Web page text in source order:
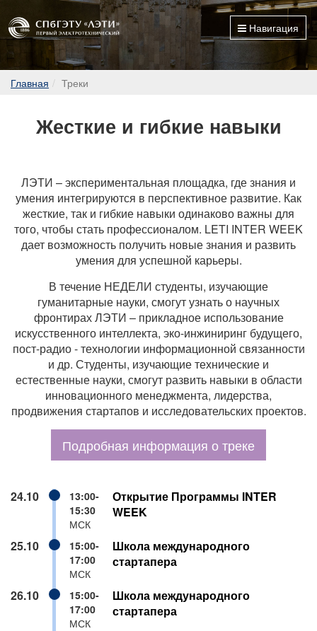
Навигация
Главная Треки
Жесткие и гибкие навыки
ЛЭТИ – экспериментальная площадка, где знания и
умения интегрируются в перспективное развитие. Как
жесткие, так и гибкие навыки одинаково важны для
того, чтобы стать профессионалом. LETI INTER WEEK
дает возможность получить новые знания и развить
умения для успешной карьеры.
В течение НЕДЕЛИ студенты, изучающие
гуманитарные науки, смогут узнать о научных
фронтирах ЛЭТИ – прикладное использование
искусственного интеллекта, эко-инжиниринг будущего,
пост-радио - технологии информационной связанности
и др. Студенты, изучающие технические и
естественные науки, смогут развить навыки в области
инновационного менеджмента, лидерства,
продвижения стартапов и исследовательских проектов.
Подробная информация о треке
24.10
13:00-
15:30
МСК
Открытие Программы INTER
WEEK
25.10
15:00-
17:00
МСК
Школа международного
стартапера
26.10
15:00-
17:00
МСК
Школа международного
стартапера